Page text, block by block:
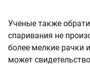
Ученые также
спаривания не
более мелкие рачки
может